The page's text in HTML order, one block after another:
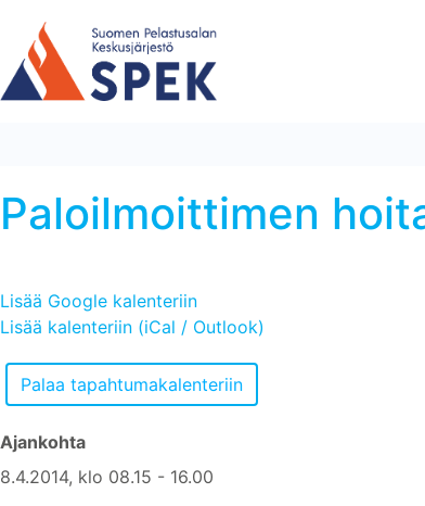
Paloilmoittimen
Lisää Google kalenteriin
Lisää kalenteriin (iCal / Outlook)
Ajankohta
8.4.2014, klo 08.15 - 16.00